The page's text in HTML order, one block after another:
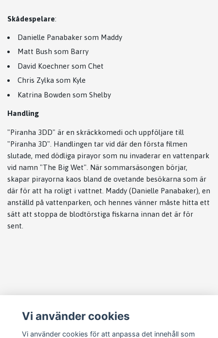
Skådespelare:
Danielle Panabaker som Maddy
Matt Bush som Barry
David Koechner som Chet
Chris Zylka som Kyle
Katrina Bowden som Shelby
Handling
"Piranha 3DD" är en skräckkomedi och uppföljare till
"Piranha 3D". Handlingen tar vid där den första filmen
slutade, med dödliga pirayor som nu invaderar en vattenpark
vid namn "The Big Wet". När sommarsäsongen börjar,
skapar pirayorna kaos bland de ovetande besökarna som är
där för att ha roligt i vattnet. Maddy (Danielle Panabaker), en
anställd på vattenparken, och hennes vänner måste hitta ett
sätt att stoppa de blodtörstiga fiskarna innan det är för
sent.
Köpvillkor
Kontakt
Vi använder cookies
Vi använder cookies för att anpassa det innehåll som